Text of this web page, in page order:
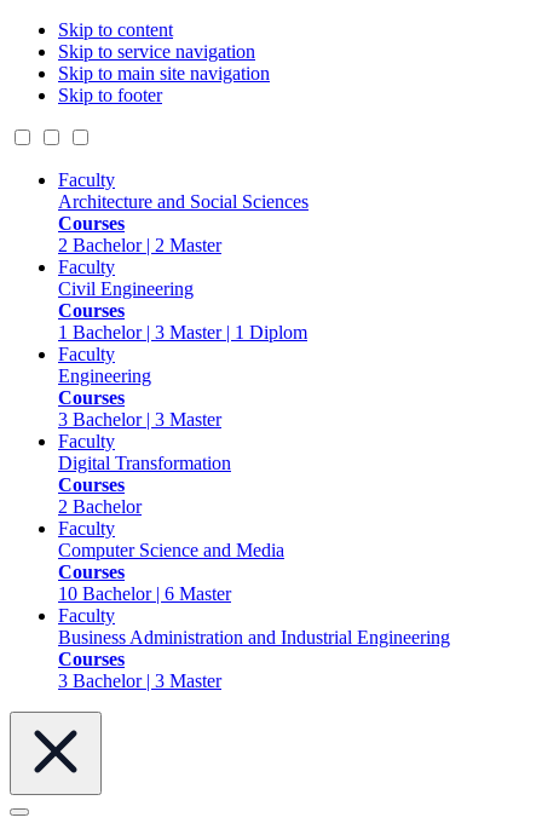
Skip to content
Skip to service navigation
Skip to main site navigation
Skip to footer
Faculty
Architecture and Social Sciences
Courses
2 Bachelor | 2 Master
Faculty
Civil Engineering
Courses
1 Bachelor | 3 Master | 1 Diplom
Faculty
Engineering
Courses
3 Bachelor | 3 Master
Faculty
Digital Transformation
Courses
2 Bachelor
Faculty
Computer Science and Media
Courses
10 Bachelor | 6 Master
Faculty
Business Administration and Industrial Engineering
Courses
3 Bachelor | 3 Master